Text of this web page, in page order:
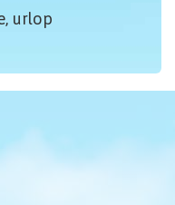
urlop